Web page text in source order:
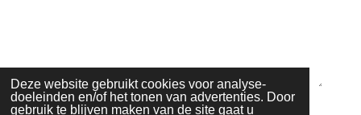
Deze website gebruikt cookies voor analyse-
doeleinden en/of het tonen van advertenties. Door
gebruik te blijven maken van de site gaat u